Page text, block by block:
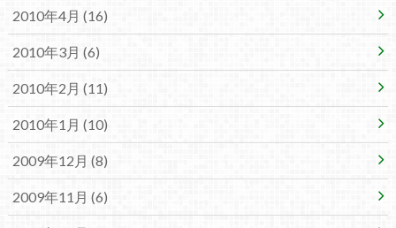
2010年4月 (16)
2010年3月 (6)
2010年2月 (11)
2010年1月 (10)
2009年12月 (8)
2009年11月 (6)